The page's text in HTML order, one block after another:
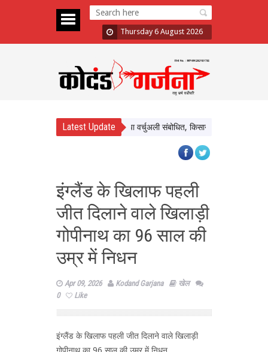
Thursday 6 August 2026
Latest Update
के बलराम कृषि महोत्सव को किया वर्चुअली संबोधित, किसानों से प्राकृतिक खेती
इंग्लैंड के खिलाफ पहली
जीत दिलाने वाले खिलाड़ी
गोपीनाथ का 96 साल की
उम्र में निधन
Apr 09, 2026 Kodand Garjana
खेल
0
Like
इंग्लैंड के खिलाफ पहली जीत दिलाने वाले खिलाड़ी
गोपीनाथ का 96 साल की उम्र में निधन